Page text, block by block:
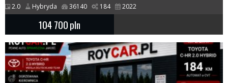
2.0 Hybryda 36140 184 2022
104 700pln